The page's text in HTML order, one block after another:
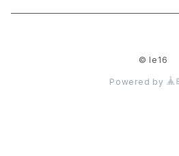
© le16
Powered by